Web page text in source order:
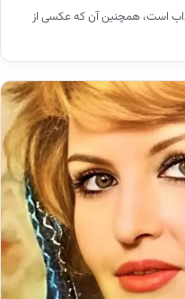
است، همچنین آن که عکسی از